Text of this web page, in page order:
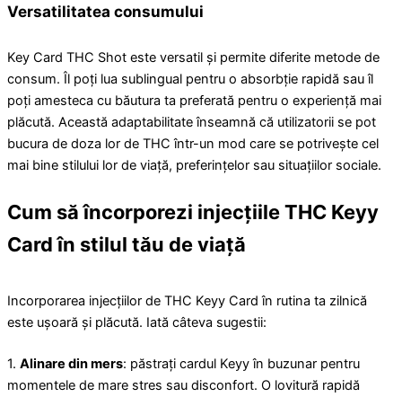
Versatilitatea consumului
Key Card THC Shot este versatil și permite diferite metode de
consum. Îl poți lua sublingual pentru o absorbție rapidă sau îl
poți amesteca cu băutura ta preferată pentru o experiență mai
plăcută. Această adaptabilitate înseamnă că utilizatorii se pot
bucura de doza lor de THC într-un mod care se potrivește cel
mai bine stilului lor de viață, preferințelor sau situațiilor sociale.
Cum să încorporezi injecțiile THC Keyy
Card în stilul tău de viață
Incorporarea injecțiilor de THC Keyy Card în rutina ta zilnică
este ușoară și plăcută. Iată câteva sugestii:
1. Alinare din mers: păstrați cardul Keyy în buzunar pentru
momentele de mare stres sau disconfort. O lovitură rapidă